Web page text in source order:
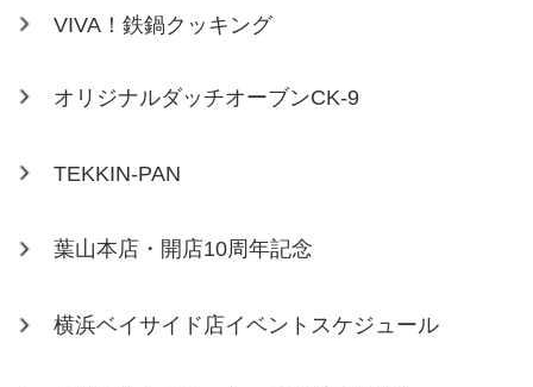
VIVA！鉄鍋クッキング
オリジナルダッチオーブンCK-9
TEKKIN-PAN
葉山本店・開店10周年記念
横浜ベイサイド店イベントスケジュール